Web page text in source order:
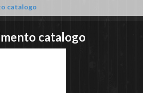
catalogo
catalogo